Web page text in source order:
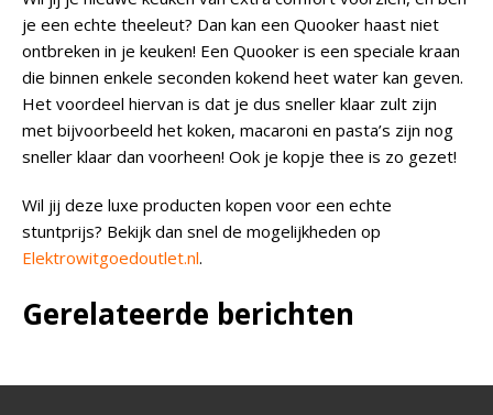
je een echte theeleut? Dan kan een Quooker haast niet
ontbreken in je keuken! Een Quooker is een speciale kraan
die binnen enkele seconden kokend heet water kan geven.
Het voordeel hiervan is dat je dus sneller klaar zult zijn
met bijvoorbeeld het koken, macaroni en pasta’s zijn nog
sneller klaar dan voorheen! Ook je kopje thee is zo gezet!
Wil jij deze luxe producten kopen voor een echte
stuntprijs? Bekijk dan snel de mogelijkheden op
Elektrowitgoedoutlet.nl.
Gerelateerde berichten